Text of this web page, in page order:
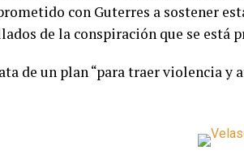
con Guterres a sostener
de la conspiración que se está
de un plan “para traer violencia y